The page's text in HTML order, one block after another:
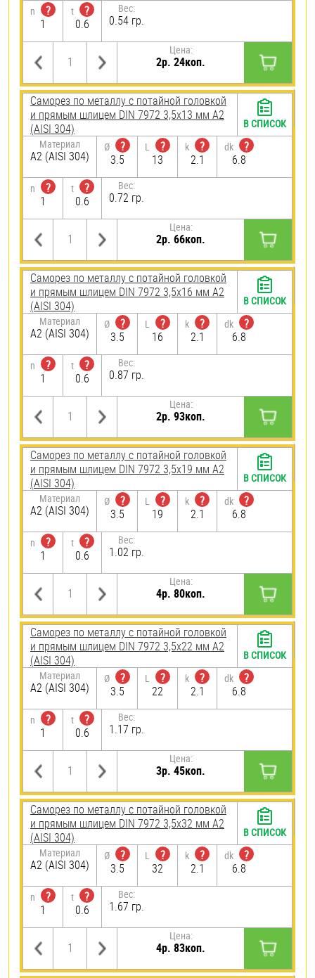
n
?
1
t
?
0.6
Вес:
0.54 гр.
Цена:
2р. 24коп.
Саморез по металлу с потайной головкой
и прямым шлицем DIN 7972 3,5х13 мм А2
(AISI 304)
Материал
А2 (AISI 304)
Ø
?
3.5
L
?
13
k
?
2.1
dk
?
6.8
n
?
1
t
?
0.6
Вес:
0.72 гр.
Цена:
2р. 66коп.
В СПИСОК
Саморез по металлу с потайной головкой
и прямым шлицем DIN 7972 3,5х16 мм А2
(AISI 304)
Материал
А2 (AISI 304)
Ø
?
3.5
L
?
16
k
?
2.1
dk
?
6.8
n
?
1
t
?
0.6
Вес:
0.87 гр.
Цена:
2р. 93коп.
В СПИСОК
Саморез по металлу с потайной головкой
и прямым шлицем DIN 7972 3,5х19 мм А2
(AISI 304)
Материал
А2 (AISI 304)
Ø
?
3.5
L
?
19
k
?
2.1
dk
?
6.8
n
?
1
t
?
0.6
Вес:
1.02 гр.
Цена:
4р. 80коп.
В СПИСОК
Саморез по металлу с потайной головкой
и прямым шлицем DIN 7972 3,5х22 мм А2
(AISI 304)
Материал
А2 (AISI 304)
Ø
?
3.5
L
?
22
k
?
2.1
dk
?
6.8
n
?
1
t
?
0.6
Вес:
1.17 гр.
Цена:
3р. 45коп.
В СПИСОК
Саморез по металлу с потайной головкой
и прямым шлицем DIN 7972 3,5х32 мм А2
(AISI 304)
Материал
А2 (AISI 304)
Ø
?
3.5
L
?
32
k
?
2.1
dk
?
6.8
n
?
1
t
?
0.6
Вес:
1.67 гр.
Цена:
4р. 83коп.
В СПИСОК